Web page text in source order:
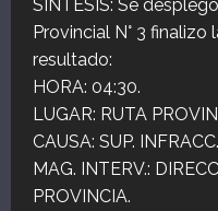
SINTESIS: Se
Provincial N° 3
resultado:
HORA: 04:30.
LUGAR: RUTA
CAUSA: SUP.
MAG. INTERV.:
PROVINCIA.